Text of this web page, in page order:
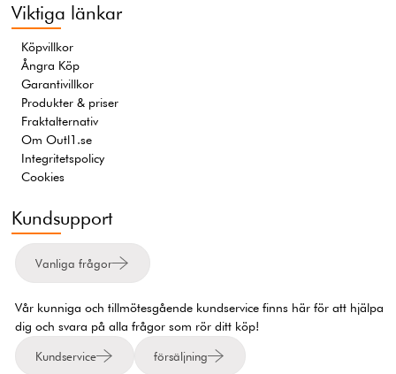
Viktiga länkar
Köpvillkor
Ångra Köp
Garantivillkor
Produkter & priser
Fraktalternativ
Om Outl1.se
Integritetspolicy
Cookies
Kundsupport
Vanliga frågor
Vår kunniga och tillmötesgående kundservice finns här för att hjälpa
dig och svara på alla frågor som rör ditt köp!
Kundservice försäljning